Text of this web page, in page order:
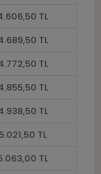
TL
TL
TL
TL
TL
5.021,50 TL
TL